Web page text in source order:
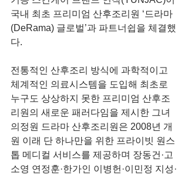
국내 최초 프리미엄 산후조리원 ‘드라마
(DeRama) 글로벌’과 파트너쉽을 체결했
다.
전통적인 산후조리 방식에 과학적이고
체계적인 의료시스템을 도입해 최초로
누구도 상상하지 못한 프리미엄 산후조
리원의 새로운 패러다임을 제시한 그녀
의정원 드라마 산후조리원은 2008년 개
원 이래 단 하나만을 위한 프라이빗 원스
톱 메디컬 서비스를 제공하며 장동건·고
소영 연정훈·한가인 이병헌·이민정 지성·